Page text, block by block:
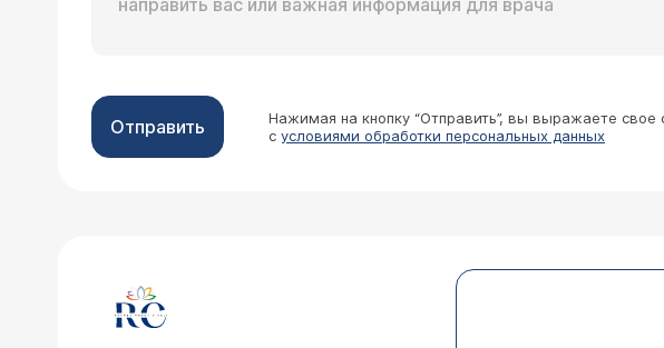
Отправить
Нажимая на кнопку “Отправить”, вы выражаете свое
с условиями обработки персональных данных